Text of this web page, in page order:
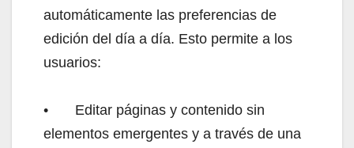
automáticamente las preferencias de
edición del día a día. Esto permite a los
usuarios:
•
Editar páginas y contenido sin
elementos emergentes y a través de una